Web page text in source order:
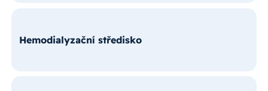
Hemodialyzační středisko